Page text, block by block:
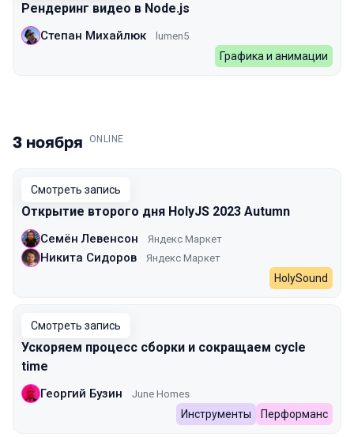
Рендеринг видео в Node.js
Степан Михайлюк lumen5
Графика и анимации
3 ноября .ONLINE
Смотреть запись
Открытие второго дня HolyJS 2023 Autumn
Семён Левенсон Яндекс Маркет
Никита Сидоров Яндекс Маркет
HolySound
Смотреть запись
Ускоряем процесс сборки и сокращаем cycle
time
Георгий Бузин June Homes
Инструменты Перформанс